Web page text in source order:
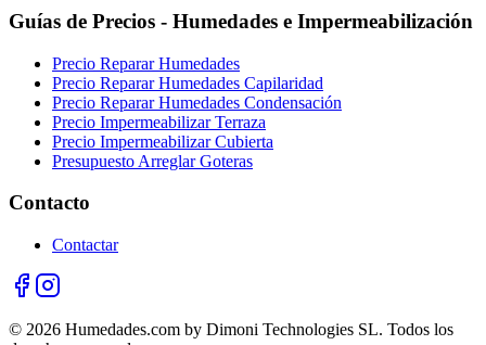
Guías de Precios - Humedades e Impermeabilización
Precio Reparar Humedades
Precio Reparar Humedades Capilaridad
Precio Reparar Humedades Condensación
Precio Impermeabilizar Terraza
Precio Impermeabilizar Cubierta
Presupuesto Arreglar Goteras
Contacto
Contactar
© 2026 Humedades.com by Dimoni Technologies SL. Todos los